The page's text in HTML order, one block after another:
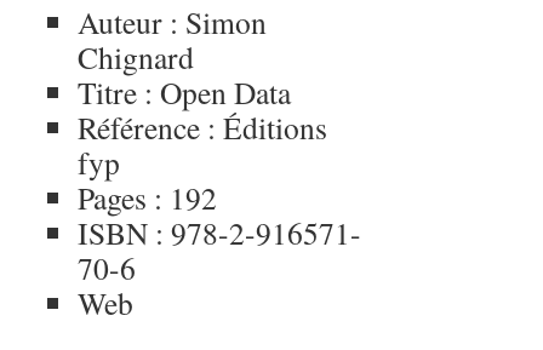
Auteur : Simon
Chignard
Titre : Open Data
Référence : Éditions
fyp
Pages : 192
ISBN : 978-2-916571-
70-6
Web